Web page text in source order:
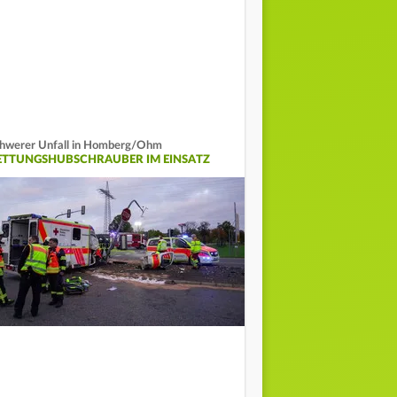
Unfall in Homberg/Ohm
IM EINSATZ